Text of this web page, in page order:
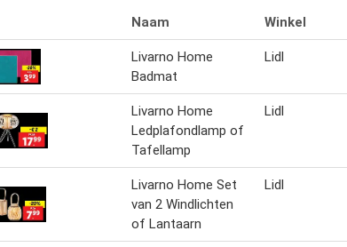
Naam Winkel
Livarno Home
Badmat
Lidl
Livarno Home
Ledplafondlamp of
Tafellamp
Lidl
Livarno Home Set
van 2 Windlichten
of Lantaarn
Lidl